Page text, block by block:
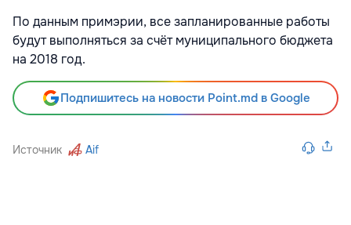
По данным примэрии, все запланированные работы
будут выполняться за счёт муниципального бюджета
на 2018 год.
Подпишитесь на новости Point.md в Google
Источник Aif